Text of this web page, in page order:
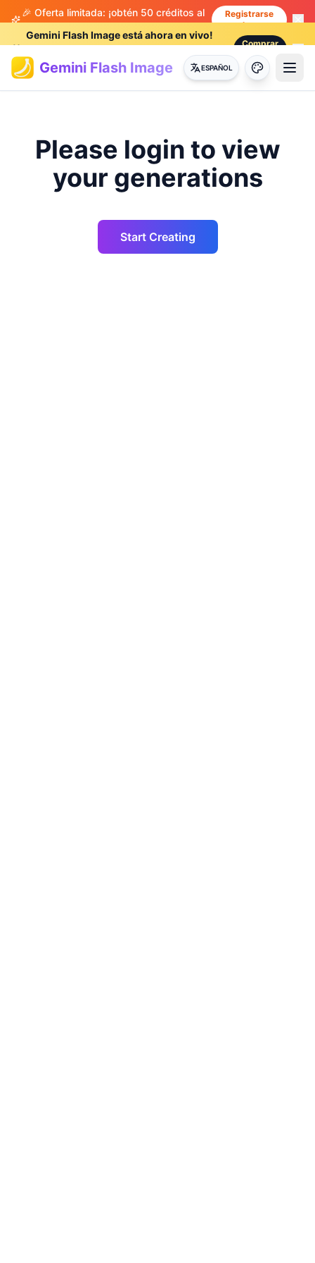
🎉 Oferta limitada: ¡obtén 50 créditos al
registrarte!
Registrarse
ahora
🎁
Gemini Flash Image está ahora en vivo!
Disfruta de un 50% de descuento por
tiempo limitado!
🎉
Comprar
ahora
Gemini Flash Image ESPAÑOL
Please login to view
your generations
Start Creating